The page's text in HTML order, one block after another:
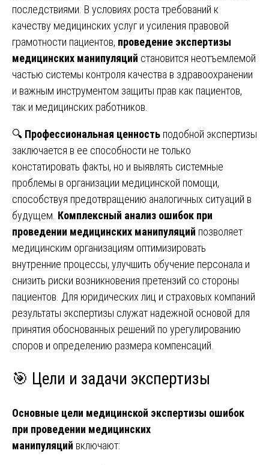
последствиями. В условиях роста требований к
качеству медицинских услуг и усиления правовой
грамотности пациентов, проведение экспертизы
медицинских манипуляций становится неотъемлемой
частью системы контроля качества в здравоохранении
и важным инструментом защиты прав как пациентов,
так и медицинских работников.
🔍 Профессиональная ценность подобной экспертизы
заключается в ее способности не только
констатировать факты, но и выявлять системные
проблемы в организации медицинской помощи,
способствуя предотвращению аналогичных ситуаций в
будущем. Комплексный анализ ошибок при
проведении медицинских манипуляций позволяет
медицинским организациям оптимизировать
внутренние процессы, улучшить обучение персонала и
снизить риски возникновения претензий со стороны
пациентов. Для юридических лиц и страховых компаний
результаты экспертизы служат надежной основой для
принятия обоснованных решений по урегулированию
споров и определению размера компенсаций.
🎯 Цели и задачи экспертизы
Основные цели медицинской экспертизы ошибок
при проведении медицинских
манипуляций включают: